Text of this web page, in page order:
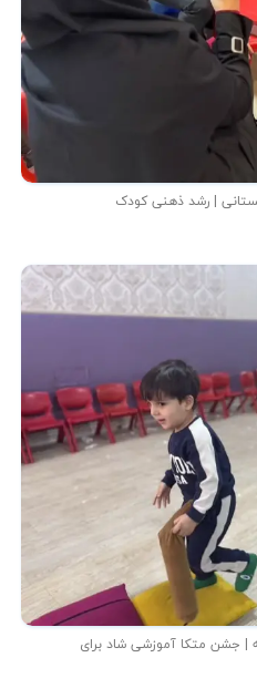
| رشد ذهنی کودک
انگلیسی کودکان ۳ ساله | جشن متکا‌ آموزشی شاد برای